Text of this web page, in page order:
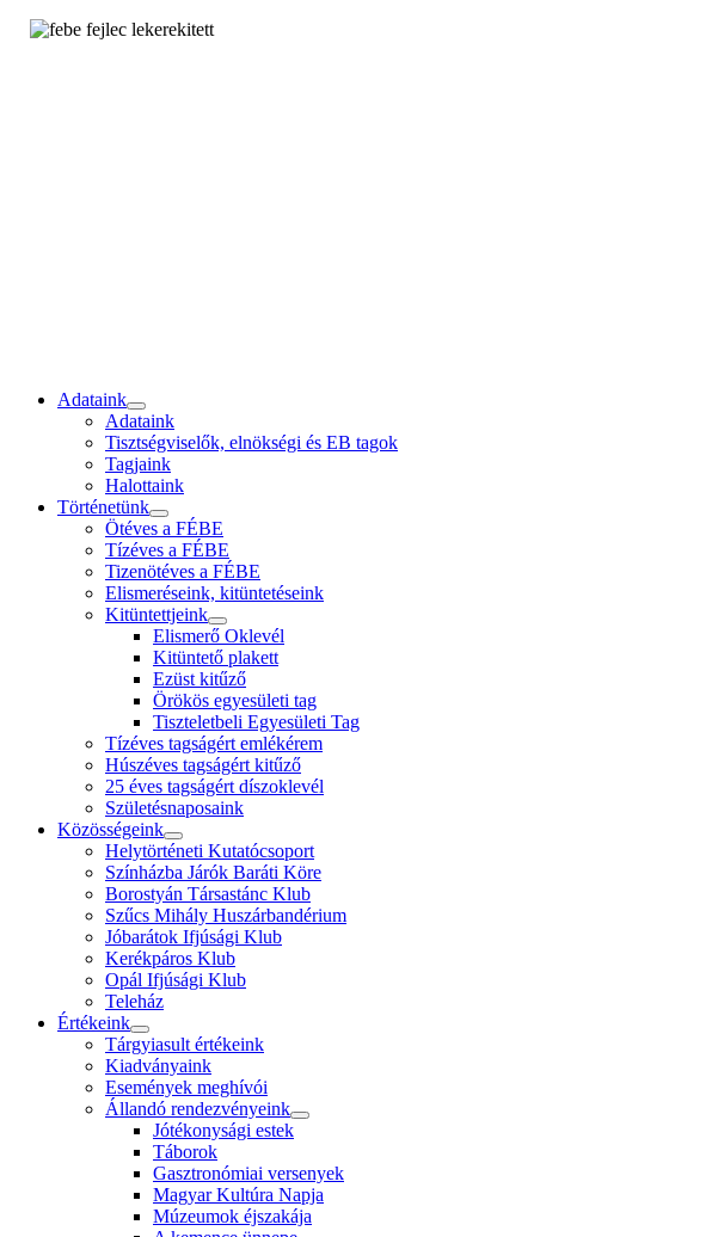
Adataink
Adataink
Tisztségviselők, elnökségi és EB tagok
Tagjaink
Halottaink
Történetünk
Ötéves a FÉBE
Tízéves a FÉBE
Tizenötéves a FÉBE
Elismeréseink, kitüntetéseink
Kitüntettjeink
Elismerő Oklevél
Kitüntető plakett
Ezüst kitűző
Örökös egyesületi tag
Tiszteletbeli Egyesületi Tag
Tízéves tagságért emlékérem
Húszéves tagságért kitűző
25 éves tagságért díszoklevél
Születésnaposaink
Közösségeink
Helytörténeti Kutatócsoport
Színházba Járók Baráti Köre
Borostyán Társastánc Klub
Szűcs Mihály Huszárbandérium
Jóbarátok Ifjúsági Klub
Kerékpáros Klub
Opál Ifjúsági Klub
Teleház
Értékeink
Tárgyiasult értékeink
Kiadványaink
Események meghívói
Állandó rendezvényeink
Jótékonysági estek
Táborok
Gasztronómiai versenyek
Magyar Kultúra Napja
Múzeumok éjszakája